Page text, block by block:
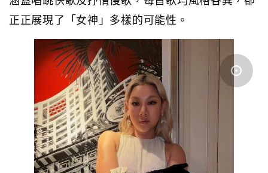
正正展現了「女神」多樣的可能性。